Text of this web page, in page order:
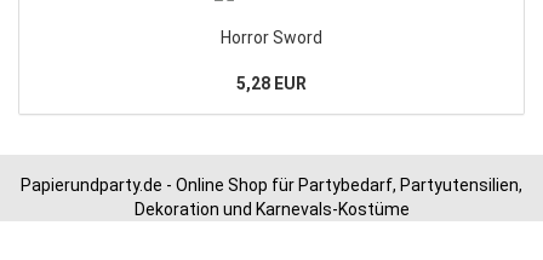
Horror Sword
5,28 EUR
Papierundparty.de - Online Shop für Partybedarf, Partyutensilien,
Dekoration und Karnevals-Kostüme